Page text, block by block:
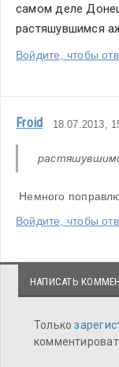
самом деле
растяшувшимся
Войдите, чтобы
Froid 18.07.2013,
Немного
Войдите, чтобы
НАПИСАТЬ
Только